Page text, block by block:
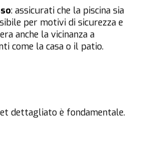
: assicurati che la piscina sia
per motivi di sicurezza e
anche la vicinanza a
come la casa o il patio.
dettagliato è fondamentale.